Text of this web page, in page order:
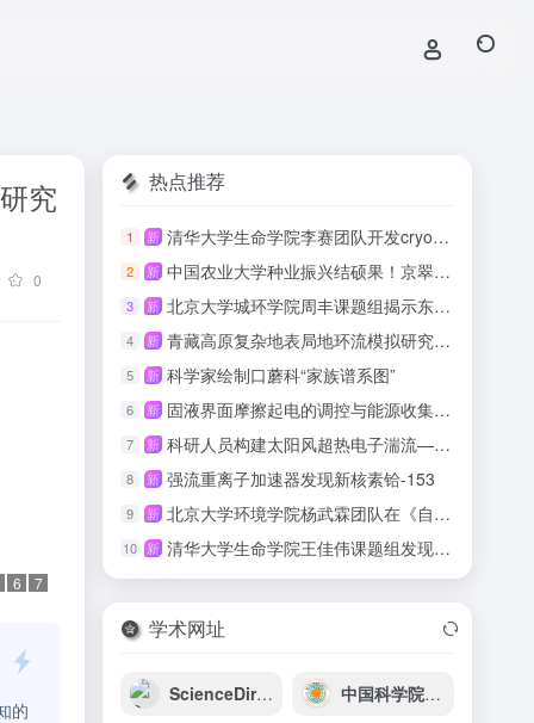
究
0
6 7
的
热点推荐
1 新 清华大学生命学院李赛团队开发cryo-ET数据一体化实时处理软件
2 新 中国农业大学种业振兴结硕果！京翠绿壳蛋鸡配套系喜获国家畜禽新品种证书
3 新 北京大学城环学院周丰课题组揭示东北黑土区耕地质量与作物产量的响应规律
4 新 青藏高原复杂地表局地环流模拟研究取得进展
5 新 科学家绘制口蘑科“家族谱系图”
6 新 固液界面摩擦起电的调控与能源收集研究取得系列进展
7 新 科研人员构建太阳风超热电子湍流—动理学自洽耦合数值模型
8 新 强流重离子加速器发现新核素铪-153
9 新 北京大学环境学院杨武霖团队在《自然·通讯》发文提出电子流调控级联生物电化学低碳水处理工艺
10 新 清华大学生命学院王佳伟课题组发现λ噬菌体Lom蛋白介导受体占位型超感染排斥新机制
学术网址
ScienceDirect 中国科学院地球化学研究所